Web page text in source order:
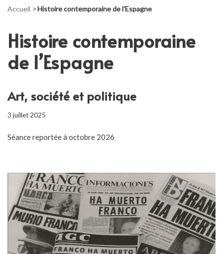
Accueil >Histoire contemporaine de l'Espagne
Histoire contemporaine
de l’Espagne
Art, société et politique
3 juillet 2025
Séance reportée à octobre 2026